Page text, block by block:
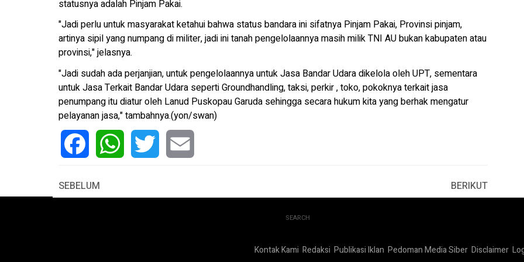
statusnya adalah Pinjam Pakai.
"Jadi perlu untuk masyarakat ketahui bahwa status bandara ini sifatnya Pinjam Pakai, Provinsi pinjam,
artinya sipil yang numpang di militer, jadi ini tanah pengelolaannya masih milik TNI AU bukan kabupaten atau
provinsi," jelasnya.
"Jadi sudah ada perjanjian, untuk pengelolaannya untuk Jasa Bandar Udara dikelola oleh UPT, sementara
untuk Jasa Terkait Bandar Udara seperti Groundhandling, taksi, perkir , toko, pokoknya terkait jasa
penumpang itu diatur oleh Lanud Puskopau Garuda sehingga secara hukum kita yang berhak mengatur
pelayanan jasa," tambahnya.(yon/swan)
SEBELUM
BERIKUT
SEARCH
Kontak Kami Redaksi Publikasi Iklan Pedoman Media Siber Disclaimer